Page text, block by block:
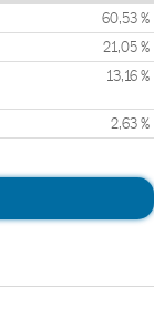
60,53 %
21,05 %
13,16 %
2,63 %